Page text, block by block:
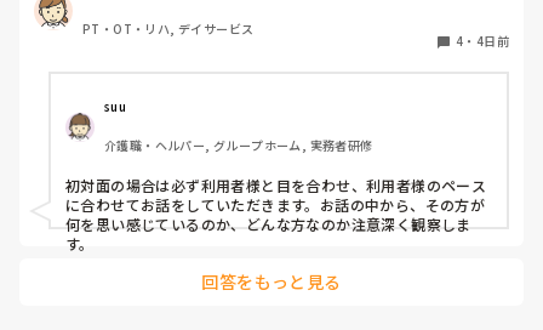
PT・OT・リハ, デイサービス
4 ・ 4日前
suu
介護職・ヘルパー, グループホーム, 実務者研修
初対面の場合は必ず利用者様と目を合わせ、利用者様のペース
に合わせてお話をしていただきます。お話の中から、その方が
何を思い感じているのか、どんな方なのか注意深く観察しま
す。
回答をもっと見る